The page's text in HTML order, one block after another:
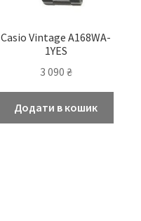
Casio Vintage A168WA-
1YES
3 090 ₴
Додати в кошик